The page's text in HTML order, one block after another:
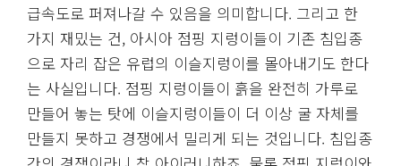
급속도로 퍼져나갈 수 있음을 의미합니다. 그리고 한
가지 재밌는 건, 아시아 점핑 지렁이들이 기존 침입종
으로 자리 잡은 유럽의 이슬지렁이를 몰아내기도 한다
는 사실입니다. 점핑 지렁이들이 흙을 완전히 가루로
만들어 놓는 탓에 이슬지렁이들이 더 이상 굴 자체를
만들지 못하고 경쟁에서 밀리게 되는 것입니다. 침입종